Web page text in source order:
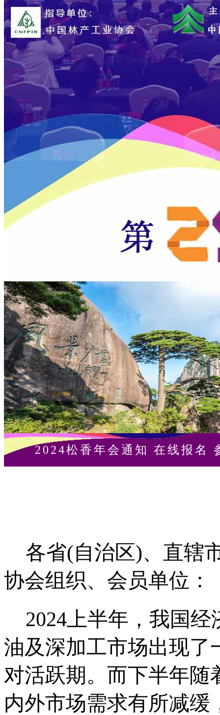
2024松香年会通知 在线报名
各省(自治区)、直辖
协会组织、会员单位：
2024上半年，我国
油及深加工市场出现了
对活跃期。而下半年
内外市场需求有所减